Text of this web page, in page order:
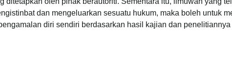
dan mengeluarkan sesuatu hukum, maka boleh untuk
diri sendiri berdasarkan hasil kajian dan